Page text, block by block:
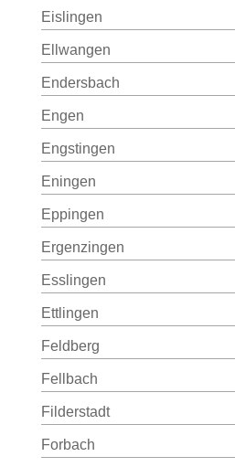
Eislingen
Ellwangen
Endersbach
Engen
Engstingen
Eningen
Eppingen
Ergenzingen
Esslingen
Ettlingen
Feldberg
Fellbach
Filderstadt
Forbach